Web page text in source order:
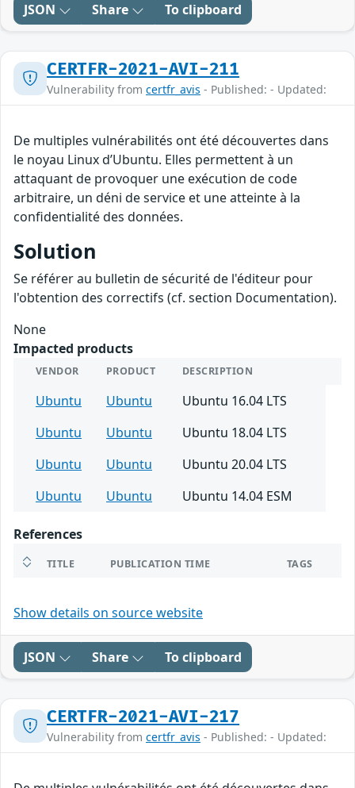
JSON Share To clipboard
CERTFR-2021-AVI-211
Vulnerability from certfr_avis - Published: - Updated:
De multiples vulnérabilités ont été découvertes dans
le noyau Linux d’Ubuntu. Elles permettent à un
attaquant de provoquer une exécution de code
arbitraire, un déni de service et une atteinte à la
confidentialité des données.
Solution
Se référer au bulletin de sécurité de l'éditeur pour
l'obtention des correctifs (cf. section Documentation).
None
Impacted products
VENDOR PRODUCT DESCRIPTION
Ubuntu Ubuntu
Ubuntu 16.04 LTS
Ubuntu
Ubuntu
Ubuntu 18.04 LTS
Ubuntu
Ubuntu
Ubuntu 20.04 LTS
Ubuntu
Ubuntu Ubuntu 14.04 ESM
References
TITLE PUBLICATION TIME TAGS
Show details on source website
JSON Share To clipboard
CERTFR-2021-AVI-217
Vulnerability from certfr_avis - Published: - Updated: